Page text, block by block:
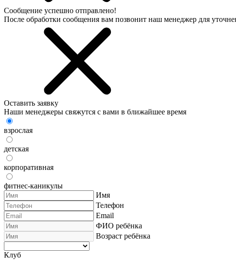
Сообщение успешно отправлено!
После обработки сообщения вам позвонит наш менеджер для
Оставить заявку
Наши менеджеры свяжутся с вами в ближайшее время
взрослая
детская
корпоративная
фитнес-каникулы
Имя
Телефон
Email
ФИО ребёнка
Возраст ребёнка
Клуб